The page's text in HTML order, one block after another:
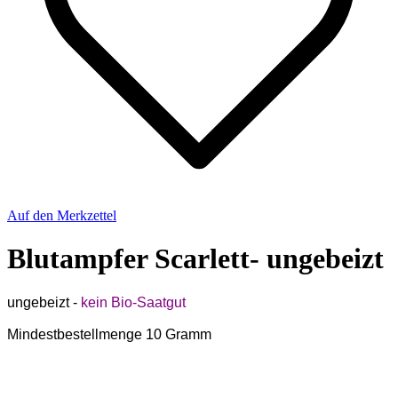
Auf den Merkzettel
Blutampfer Scarlett- ungebeizt
ungebeizt - kein Bio-Saatgut
Mindestbestellmenge 10 Gramm